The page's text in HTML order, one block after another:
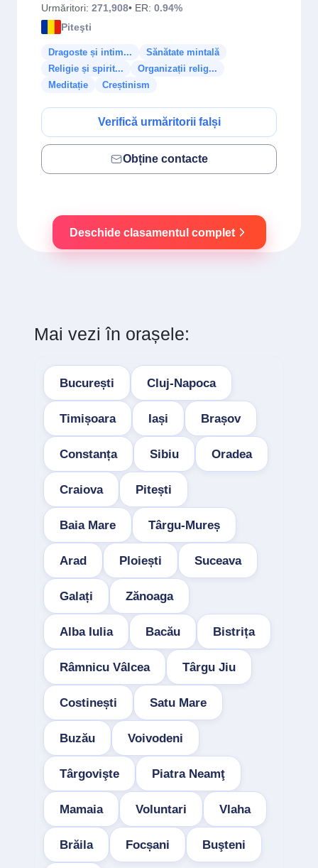
Urmăritori: 271,908• ER: 0.94%
Piteşti
Dragoste și intim...
Sănătate mintală
Religie și spirit...
Organizații relig...
Meditație
Creștinism
Verifică urmăritorii falși
Obține contacte
Deschide clasamentul complet
Mai vezi în orașele:
București Cluj-Napoca
Timișoara Iași Brașov
Constanța Sibiu Oradea
Craiova Pitești
Baia Mare Târgu-Mureș
Arad Ploiești Suceava
Galați Zănoaga
Alba Iulia Bacău Bistrița
Râmnicu Vâlcea Târgu Jiu
Costinești Satu Mare
Buzău Voivodeni
Târgovişte Piatra Neamţ
Mamaia Voluntari Vlaha
Brăila Focșani Buşteni